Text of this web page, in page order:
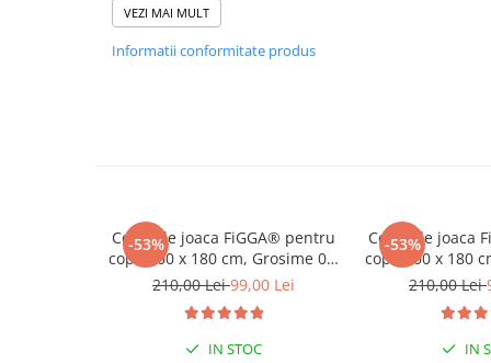
Transforma experienta copiilor la toaleta intr-una sigura,
cuReductorul WC 2in1 ZAFIT®
functionalitate dubla, adaptandu-se perfect nevoilor
VEZI MAI MULT
Informatii conformitate produs
-53%
Covor de joaca FiGGA® pentru
copii 200 x 180 cm, Grosime 0.8
cm, Spuma protectie,
Covoras bebe interactiv si
educativ pentru activitati de
210,00 Lei99,00 Lei
IN STOC
-53%
Covor de joaca
copii 200 x 180
cm, Spuma
Covoras
educativ
210,00 Lei
IN